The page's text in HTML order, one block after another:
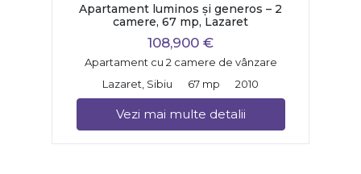
Apartament luminos și generos – 2
camere, 67 mp, Lazaret
108,900 €
Apartament cu 2 camere de vânzare
Lazaret, Sibiu
67 mp 2010
Vezi mai multe detalii